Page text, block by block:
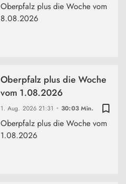
Oberpfalz plus die Woche vom
8.08.2026
bookmark_border
1. Aug. 202621:31 30:03 Min.
Oberpfalz plus die Woche
vom 1.08.2026
Oberpfalz plus die Woche vom
1.08.2026